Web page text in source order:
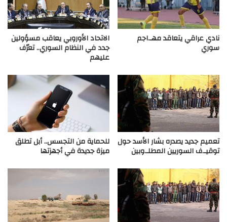
نادي عراقي يتعاقد مهـ.اجم
سوري
الاتحاد الأوروبي يعاقب مسؤولين
جدد في النظام السوري.. تعرّف
عليهم
تعميم جديد يصدره بشار الأسد حول
توقيـ.ف السوريين المطلـ.وبين
للحماية من التجسس.. أبل تطلق
ميزة جديدة في أجهزتها